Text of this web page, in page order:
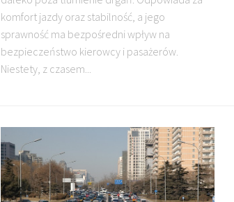
komfort jazdy oraz stabilność, a jego
sprawność ma bezpośredni wpływ na
bezpieczeństwo kierowcy i pasażerów.
Niestety, z czasem...